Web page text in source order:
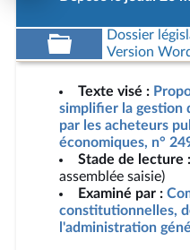
Dossier
Version
Texte visé :
simplifier la gestion
par les acheteurs
économiques, n°
Stade de lecture :
assemblée saisie)
Examiné par :
constitutionnelles,
l'administration